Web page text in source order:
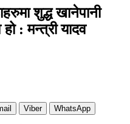
शुद्ध खानेपानी
हो : मन्त्री यादव
Viber WhatsApp